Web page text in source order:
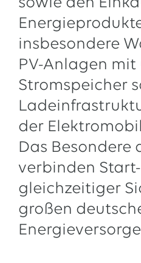
sowie den
insbesondere
PV-Anlagen mit
Stromspeicher
der
Das Besondere
verbinden
gleichzeitiger
großen
13.07.2026
EWE VERTRIEB
Neue
30.06.2026
EWE NETZ GmbH
Spatenstich für erste
EWE AG
Salzgitter AG und EWE
Alle Pressemitteilungen